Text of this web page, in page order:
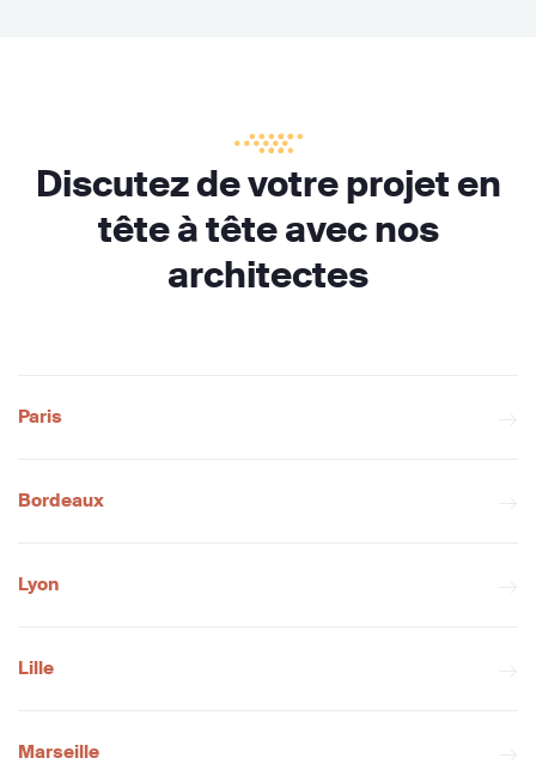
Discutez de votre projet en
tête à tête avec nos
architectes
Paris
Bordeaux
Lyon
Lille
Marseille